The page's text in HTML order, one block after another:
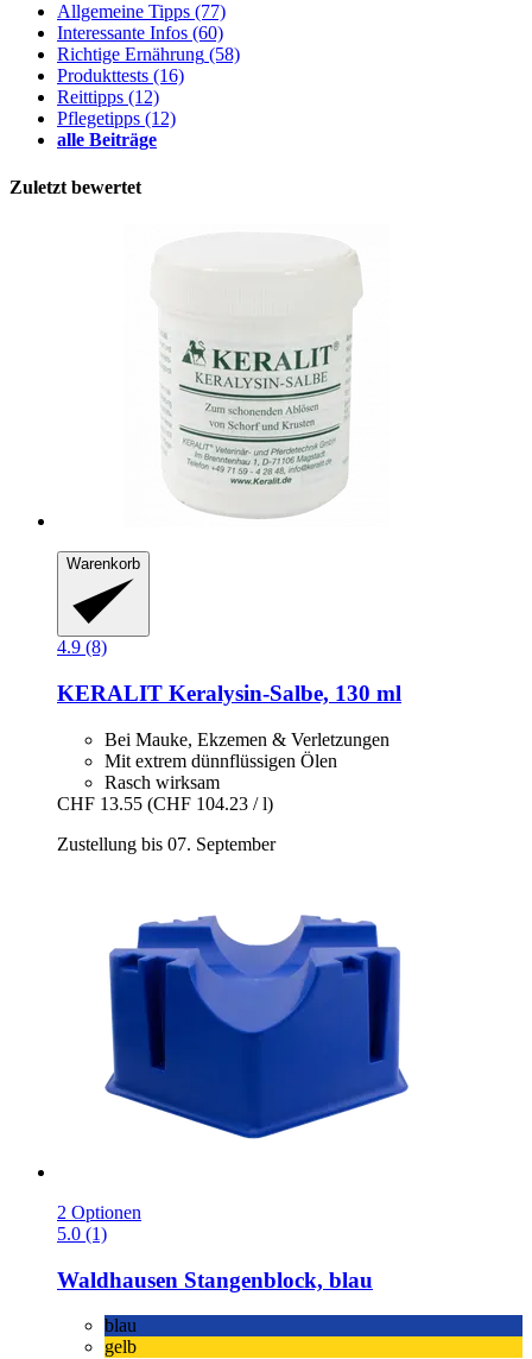
Allgemeine Tipps (77)
Interessante Infos (60)
Richtige Ernährung (58)
Produkttests (16)
Reittipps (12)
Pflegetipps (12)
alle Beiträge
Zuletzt bewertet
Warenkorb
4.9 (8)
KERALIT Keralysin-​Salbe, 130 ml
Bei Mauke, Ekzemen & Verletzungen
Mit extrem dünnflüssigen Ölen
Rasch wirksam
CHF 13.55 (CHF 104.23 / l)
Zustellung bis 07. September
2 Optionen
5.0 (1)
Waldhausen Stangenblock, blau
blau
gelb